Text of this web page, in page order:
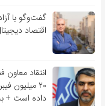
گفت‌و‌گو با
اقتصاد
انتقاد
۲۰ میلیون
داده است +